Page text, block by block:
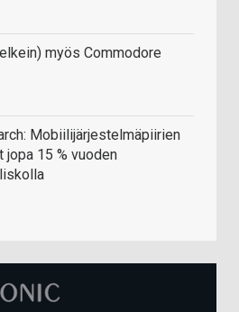
myös Commodore
Mobiilijärjestelmäpiirien
15 % vuoden